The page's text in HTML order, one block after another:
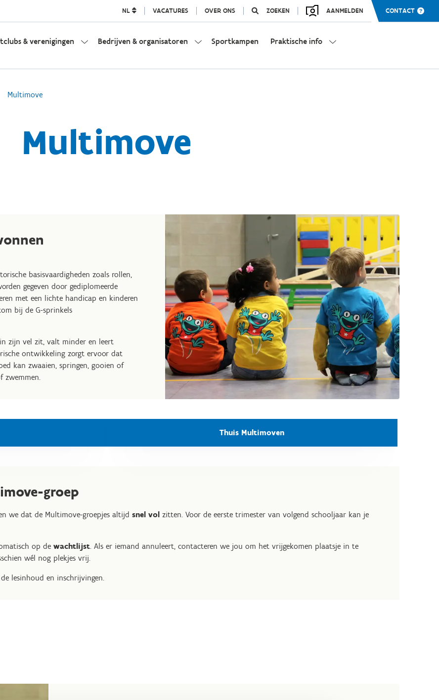
NL VACATURES OVER ONS ZOEKEN AANMELDEN CONTACT
& verenigingen Bedrijven & organisatoren Sportkampen Praktische info
Multimove
Multimove
basisvaardigheden zoals rollen,
gegeven door gediplomeerde
met een lichte handicap en kinderen
bij de G-sprinkels
zijn vel zit, valt minder en leert
ontwikkeling zorgt ervoor dat
kan zwaaien, springen, gooien of
zwemmen.
Thuis Multimoven
groep
we dat de Multimove-groepjes altijd snel vol zitten. Voor de eerste trimester van volgend schooljaar kan je
op de wachtlijst. Als er iemand annuleert, contacteren we jou om het vrijgekomen plaatsje in te
wél nog plekjes vrij.
lesinhoud en inschrijvingen.